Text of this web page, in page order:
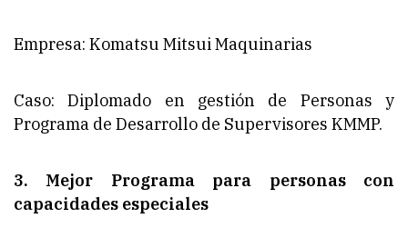
Empresa: Komatsu Mitsui Maquinarias
Caso: Diplomado en gestión de Personas y
Programa de Desarrollo de Supervisores KMMP.
3. Mejor Programa para personas con
capacidades especiales